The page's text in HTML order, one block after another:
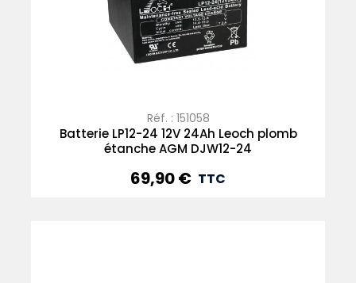
Réf. : 151058
Batterie LP12-24 12V 24Ah Leoch plomb
étanche AGM DJW12-24
Prix
69,90 € TTC